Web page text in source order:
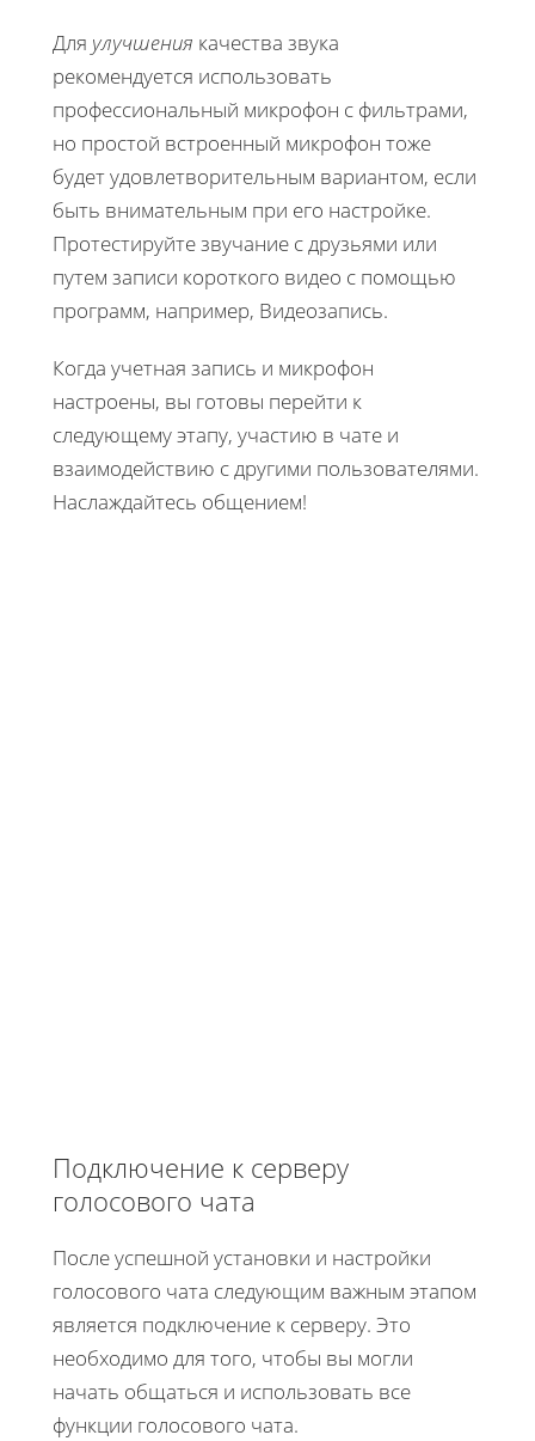
Для улучшения качества звука
рекомендуется использовать
профессиональный микрофон с фильтрами,
но простой встроенный микрофон тоже
будет удовлетворительным вариантом, если
быть внимательным при его настройке.
Протестируйте звучание с друзьями или
путем записи короткого видео с помощью
программ, например, Видеозапись.
Когда учетная запись и микрофон
настроены, вы готовы перейти к
следующему этапу, участию в чате и
взаимодействию с другими пользователями.
Наслаждайтесь общением!
Подключение к серверу
голосового чата
После успешной установки и настройки
голосового чата следующим важным этапом
является подключение к серверу. Это
необходимо для того, чтобы вы могли
начать общаться и использовать все
функции голосового чата.